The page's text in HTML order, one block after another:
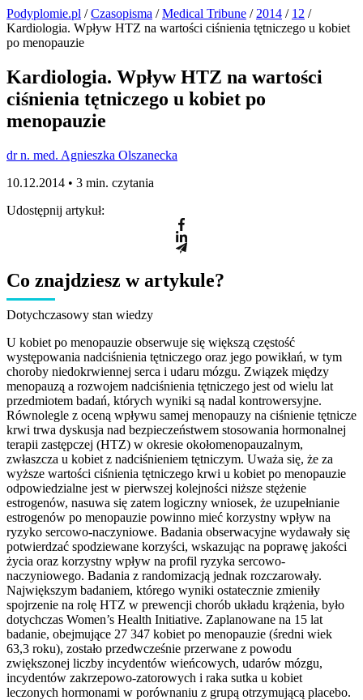
Podyplomie.pl /Czasopisma /Medical Tribune / 2014 / 12 /
Kardiologia. Wpływ HTZ na wartości ciśnienia tętniczego u kobiet
po menopauzie
Kardiologia. Wpływ HTZ na wartości
ciśnienia tętniczego u kobiet po
menopauzie
dr n. med. Agnieszka Olszanecka
10.12.2014 • 3 min. czytania
Udostępnij artykuł:
Co znajdziesz w artykule?
Dotychczasowy stan wiedzy
U kobiet po menopauzie obserwuje się większą częstość
występowania nadciśnienia tętniczego oraz jego powikłań, w tym
choroby niedokrwiennej serca i udaru mózgu. Związek między
menopauzą a rozwojem nadciśnienia tętniczego jest od wielu lat
przedmiotem badań, których wyniki są nadal kontrowersyjne.
Równolegle z oceną wpływu samej menopauzy na ciśnienie tętnicze
krwi trwa dyskusja nad bezpieczeństwem stosowania hormonalnej
terapii zastępczej (HTZ) w okresie okołomenopauzalnym,
zwłaszcza u kobiet z nadciśnieniem tętniczym. Uważa się, że za
wyższe wartości ciśnienia tętniczego krwi u kobiet po menopauzie
odpowiedzialne jest w pierwszej kolejności niższe stężenie
estrogenów, nasuwa się zatem logiczny wniosek, że uzupełnianie
estrogenów po menopauzie powinno mieć korzystny wpływ na
ryzyko sercowo-naczyniowe. Badania obserwacyjne wydawały się
potwierdzać spodziewane korzyści, wskazując na poprawę jakości
życia oraz korzystny wpływ na profil ryzyka sercowo-
naczyniowego. Badania z randomizacją jednak rozczarowały.
Największym badaniem, którego wyniki ostatecznie zmieniły
spojrzenie na rolę HTZ w prewencji chorób układu krążenia, było
dotychczas Women’s Health Initiative. Zaplanowane na 15 lat
badanie, obejmujące 27 347 kobiet po menopauzie (średni wiek
63,3 roku), zostało przedwcześnie przerwane z powodu
zwiększonej liczby incydentów wieńcowych, udarów mózgu,
incydentów zakrzepowo-zatorowych i raka sutka u kobiet
leczonych hormonami w porównaniu z grupą otrzymującą placebo.